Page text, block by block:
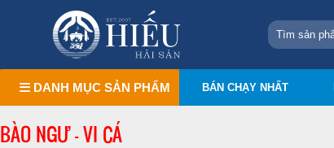
DANH MỤC SẢN PHẨM BÁN CHẠY NHẤT
BÀO NGƯ - VI CÁ